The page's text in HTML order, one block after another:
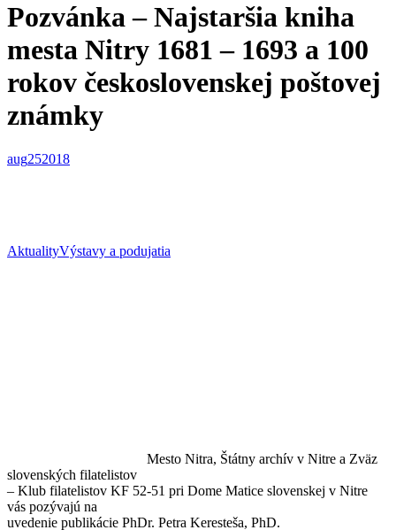
Pozvánka – Najstaršia kniha
mesta Nitry 1681 – 1693 a 100
rokov československej poštovej
známky
aug252018
AktualityVýstavy a podujatia
Mesto Nitra, Štátny archív v Nitre a Zväz
slovenských filatelistov
– Klub filatelistov KF 52-51 pri Dome Matice slovenskej v Nitre
vás pozývajú na
uvedenie publikácie PhDr. Petra Keresteša, PhD.